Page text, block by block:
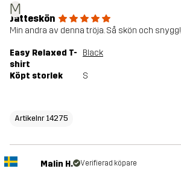
M
Jätteskön
Min andra av denna tröja. Så skön och snygg!
Easy Relaxed T-
shirt
Black
Köpt storlek S
Artikelnr 14275
Malin H. Verifierad köpare